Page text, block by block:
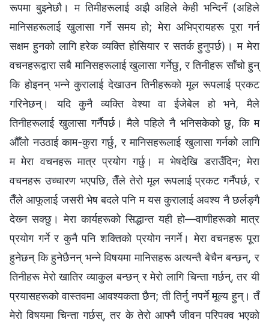
रूपमा बुझ्‍नेछौ। म तिमीहरूलाई अझै अहिले केही भन्दिनँ (अहिले
मानिसहरूलाई खुलासा गर्ने समय हो; मेरा अभिप्रायहरू पूरा गर्न
सक्षम हुनको लागि हरेक व्यक्ति होसियार र सतर्क हुनुपर्छ)। म मेरा
वचनहरूद्वारा सबै मानिसहरूलाई खुलासा गर्नेछु, र तिनीहरू साँचो हुन्
कि होइनन् भन्‍ने कुरालाई देखाउन तिनीहरूको मूल रूपलाई प्रकट
गरिनेछन्। यदि कुनै व्यक्ति वेश्या वा ईजेबेल हो भने, मैले
तिनीहरूलाई खुलासा गर्नैपर्छ। मैले पहिले नै भनिसकेको छु, कि म
औँलो नउठाई काम-कुरा गर्छु, र मानिसहरूलाई खुलासा गर्नको लागि
म मेरा वचनहरू मात्र प्रयोग गर्छु। म भेषदेखि डराउँदिन; मेरा
वचनहरू उच्‍चारण भएपछि, तैँले तेरो मूल रूपलाई प्रकट गर्नैपर्छ, र
तैँले आफूलाई जसरी भेष बदले पनि म यस कुरालाई अवश्य नै छर्लङ्गै
देख्‍न सक्छु। मेरा कार्यहरूको सिद्धान्त यही हो—वाणीहरूको मात्र
प्रयोग गर्ने र कुनै पनि शक्तिको प्रयोग नगर्ने। मेरा वचनहरू पूरा
हुनेछन् कि हुनेछैनन् भन्‍ने विषयमा मानिसहरू अत्यन्तै बेचैन बन्छन्, र
तिनीहरू मेरो खातिर व्याकुल बन्छन् र मेरो लागि चिन्ता गर्छन्, तर यी
प्रयासहरूको वास्तवमा आवश्यकता छैन; ती तिर्नु नपर्ने मूल्य हुन्। तँ
मेरो विषयमा चिन्ता गर्छस्, तर के तेरो आफ्‍नै जीवन परिपक्‍व भएको